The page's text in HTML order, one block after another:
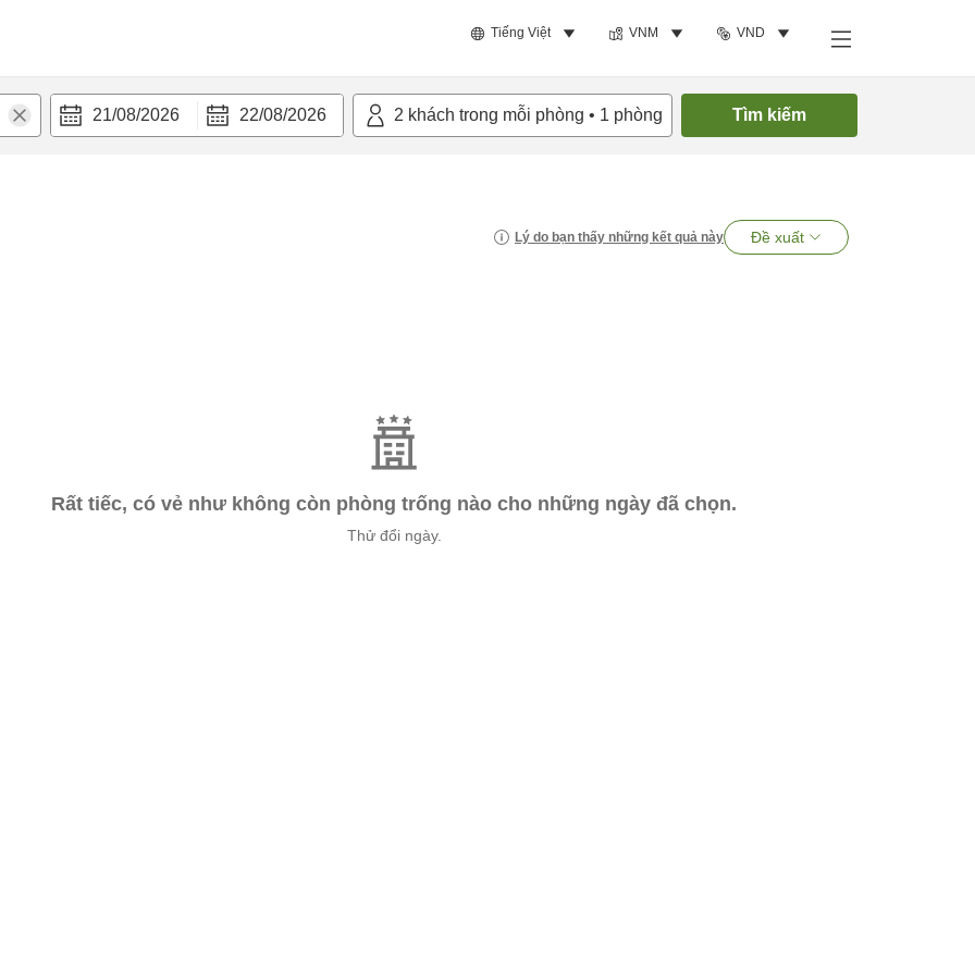
Tiếng Việt VNM VND
21/08/2026 22/08/2026 2 khách trong mỗi phòng • 1 phòng Tìm kiếm
Lý do bạn thấy những kết quả này Đề xuất
Rất tiếc, có vẻ như không còn phòng trống nào cho những ngày đã chọn.
Thử đổi ngày.